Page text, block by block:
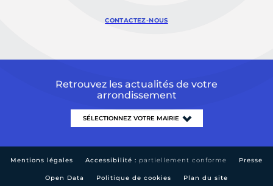
CONTACTEZ-NOUS
Retrouvez les actualités de votre
arrondissement
Mentions légales Accessibilité : partiellement conforme Presse
Open Data Politique de cookies Plan du site